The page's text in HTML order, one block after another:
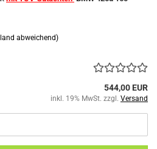
abweichend)
544,00 EUR
inkl. 19% MwSt. zzgl. Versand